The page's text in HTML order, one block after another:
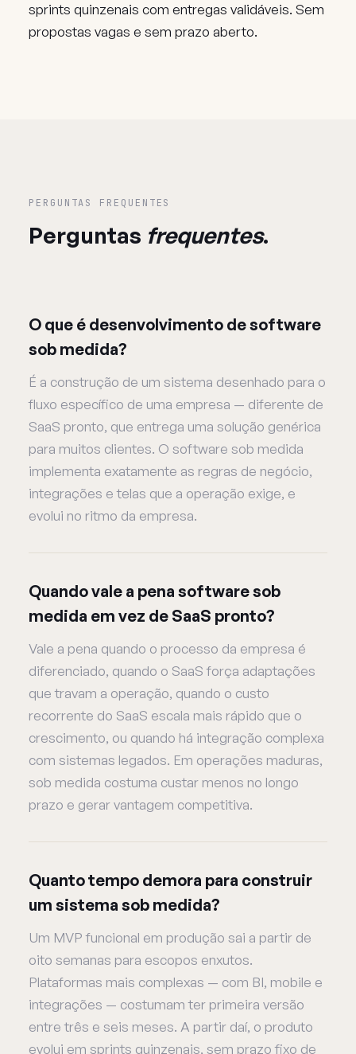
sprints quinzenais com entregas validáveis. Sem
propostas vagas e sem prazo aberto.
PERGUNTAS FREQUENTES
Perguntas frequentes.
O que é desenvolvimento de software
sob medida?
É a construção de um sistema desenhado para o
fluxo específico de uma empresa — diferente de
SaaS pronto, que entrega uma solução genérica
para muitos clientes. O software sob medida
implementa exatamente as regras de negócio,
integrações e telas que a operação exige, e
evolui no ritmo da empresa.
Quando vale a pena software sob
medida em vez de SaaS pronto?
Vale a pena quando o processo da empresa é
diferenciado, quando o SaaS força adaptações
que travam a operação, quando o custo
recorrente do SaaS escala mais rápido que o
crescimento, ou quando há integração complexa
com sistemas legados. Em operações maduras,
sob medida costuma custar menos no longo
prazo e gerar vantagem competitiva.
Quanto tempo demora para construir
um sistema sob medida?
Um MVP funcional em produção sai a partir de
oito semanas para escopos enxutos.
Plataformas mais complexas — com BI, mobile e
integrações — costumam ter primeira versão
entre três e seis meses. A partir daí, o produto
evolui em sprints quinzenais, sem prazo fixo de